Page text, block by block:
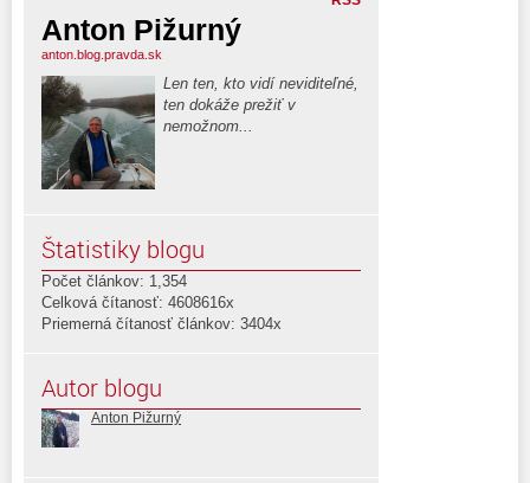
Anton Pižurný
anton.blog.pravda.sk
Len ten, kto vidí neviditeľné,
ten dokáže prežiť v
nemožnom...
Štatistiky blogu
Počet článkov: 1,354
Celková čítanosť: 4608616x
Priemerná čítanosť článkov: 3404x
Autor blogu
Anton Pižurný